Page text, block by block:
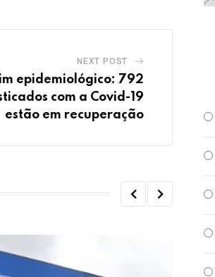
NEXT POST
epidemiológico: 792
com a Covid-19
estão em recuperação